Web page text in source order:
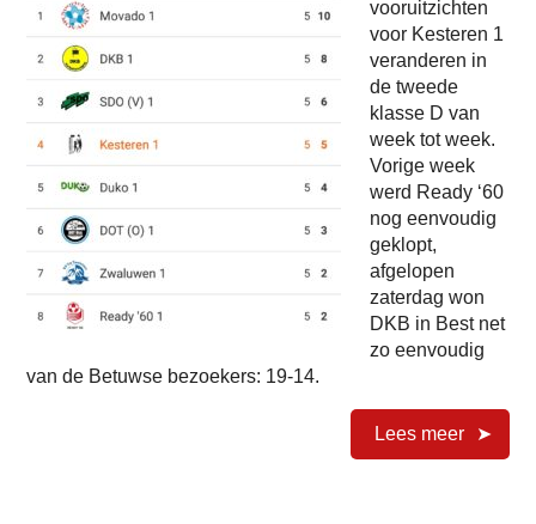
vooruitzichten
voor Kesteren 1
veranderen in
de tweede
klasse D van
week tot week.
Vorige week
werd Ready ‘60
nog eenvoudig
geklopt,
afgelopen
zaterdag won
DKB in Best net
zo eenvoudig
van de Betuwse bezoekers: 19-14.
Lees meer